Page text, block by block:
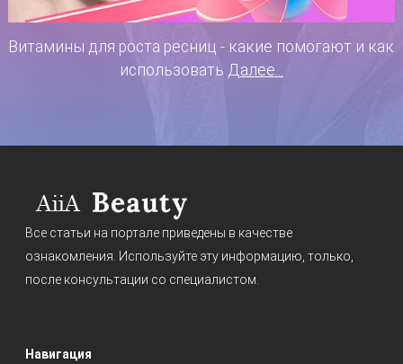
Витамины для роста ресниц - какие помогают и как
использовать Далее...
Все статьи на портале приведены в качестве
ознакомления. Используйте эту информацию, только,
после консультации со специалистом.
Навигация